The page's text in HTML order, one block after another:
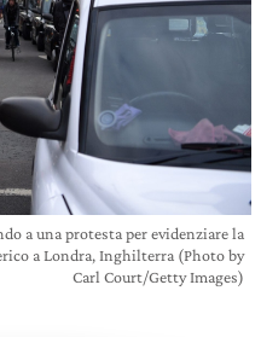
a una protesta per evidenziare la
a Londra, Inghilterra (Photo by
Carl Court/Getty Images)